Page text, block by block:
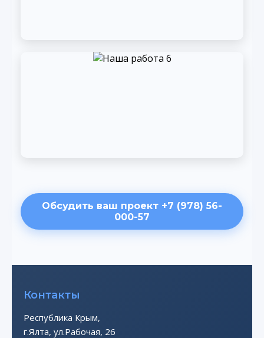
Обсудить ваш проект +7 (978) 56-
000-57
Контакты
Республика Крым,
г.Ялта, ул.Рабочая, 26